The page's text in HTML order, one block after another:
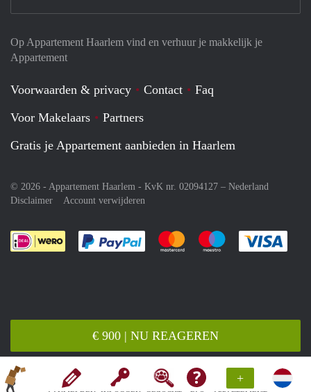
+
€ 900 | NU REAGEREN
Op Appartement Haarlem vind en verhuur je makkelijk je
Appartement
Voorwaarden & privacy Contact
Faq
Voor Makelaars
Partners
Gratis je Appartement aanbieden in Haarlem
© 2026 - Appartement Haarlem - KvK nr. 02094127 – Nederland
Disclaimer
Account verwijderen
Je rekent gemakkelijk af met Paypal
Je rekent gemakkelijk af met
Je rekent